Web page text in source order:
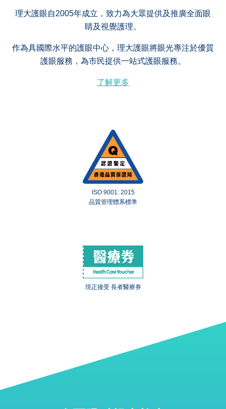
理大護眼自2005年成立，致力為大眾提供及推廣全面眼
睛及視覺護理。
作為具國際水平的護眼中心，理大護眼將眼光專注於優質
護眼服務，為市民提供一站式護眼服務。
了解更多
ISO 9001: 2015
品質管理體系標準
現正接受 長者醫療券